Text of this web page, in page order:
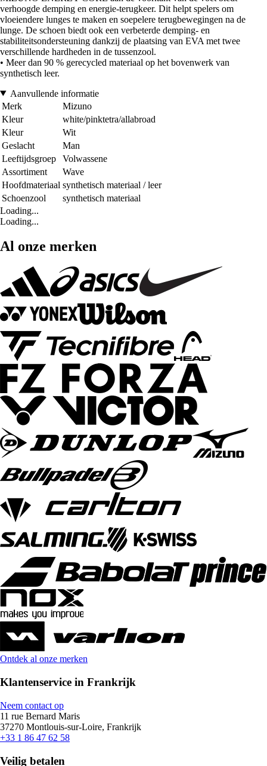
verhoogde demping en energie-terugkeer. Dit helpt spelers om
vloeiendere lunges te maken en soepelere terugbewegingen na de
lunge. De schoen biedt ook een verbeterde demping- en
stabiliteitsondersteuning dankzij de plaatsing van EVA met twee
verschillende hardheden in de tussenzool.
• Meer dan 90 % gerecycled materiaal op het bovenwerk van
synthetisch leer.
Aanvullende informatie
Merk
Mizuno
Kleur
white/pinktetra/allabroad
Kleur
Wit
Geslacht
Man
Leeftijdsgroep
Volwassene
Assortiment
Wave
Hoofdmateriaal synthetisch materiaal / leer
Schoenzool
synthetisch materiaal
Loading...
Loading...
Al onze merken
Ontdek al onze merken
Klantenservice in Frankrijk
Neem contact op
11 rue Bernard Maris
37270 Montlouis-sur-Loire, Frankrijk
+33 1 86 47 62 58
Veilig betalen